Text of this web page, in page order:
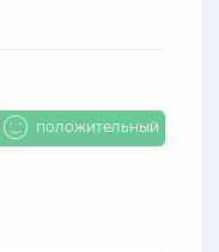
положительный